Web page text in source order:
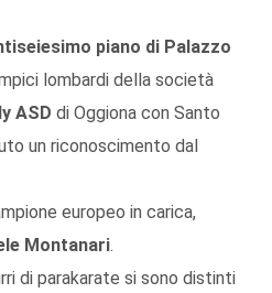
piano di Palazzo
lombardi della società
ASD di Oggiona con Santo
un riconoscimento dal
europeo in carica,
Montanari.
di parakarate si sono distinti